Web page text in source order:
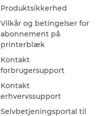
Produktsikkerhed
Vilkår og betingelser for
abonnement på
printerblæk
Kontakt
forbrugersupport
Kontakt
erhvervssupport
Selvbetjeningsportal til